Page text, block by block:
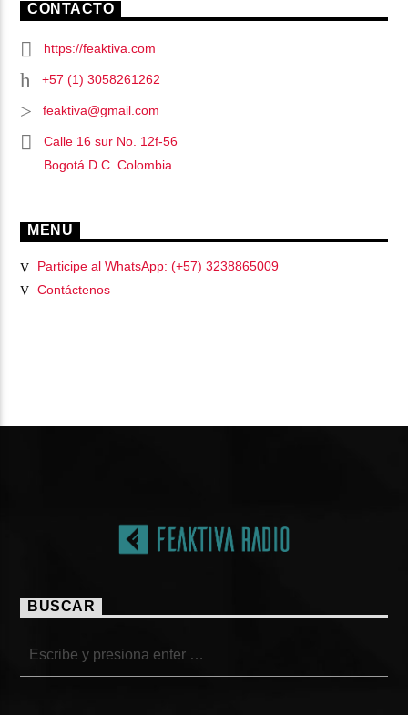
CONTACTO
https://feaktiva.com
+57 (1) 3058261262
feaktiva@gmail.com
Calle 16 sur No. 12f-56
Bogotá D.C. Colombia
MENU
Participe al WhatsApp: (+57) 3238865009
Contáctenos
BUSCAR